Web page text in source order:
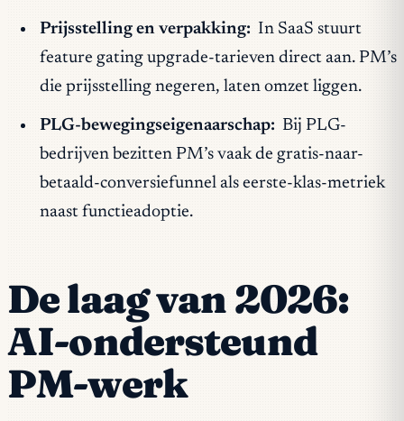
Prijsstelling en verpakking: In SaaS stuurt
feature gating upgrade-tarieven direct aan. PM’s
die prijsstelling negeren, laten omzet liggen.
PLG-bewegingseigenaarschap: Bij PLG-
bedrijven bezitten PM’s vaak de gratis-naar-
betaald-conversiefunnel als eerste-klas-metriek
naast functieadoptie.
De laag van 2026:
AI-ondersteund
PM-werk